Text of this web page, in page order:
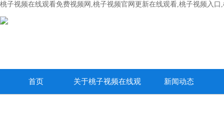
桃子视频在线观看免费视频网,桃子视频官网更新在线观看,桃子视频入口
首页 关于桃子视频在线观 新闻动态